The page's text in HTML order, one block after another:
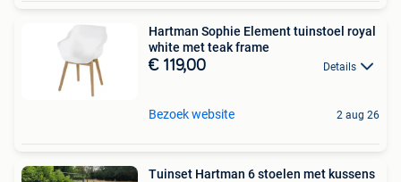
Hartman Sophie Element tuinstoel royal
white met teak frame
€ 119,00 Details
Bezoek website 2 aug 26
Tuinset Hartman 6 stoelen met kussens